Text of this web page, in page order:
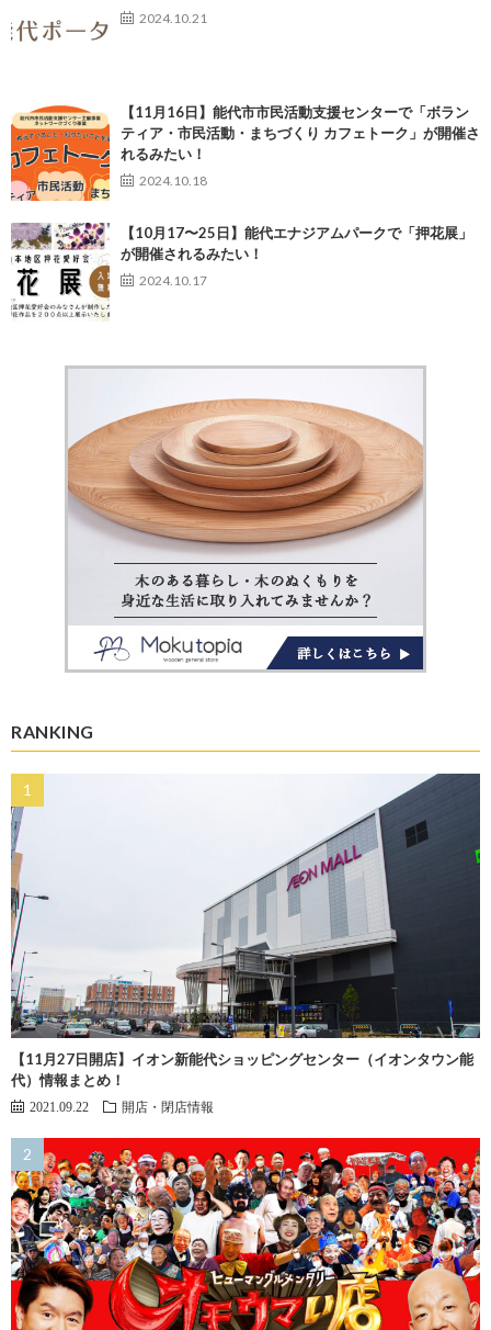
2024.10.21
【11月16日】能代市市民活動支援センターで「ボラン
ティア・市民活動・まちづくり カフェトーク」が開催さ
れるみたい！
2024.10.18
【10月17〜25日】能代エナジアムパークで「押花展」
が開催されるみたい！
2024.10.17
RANKING
【11月27日開店】イオン新能代ショッピングセンター（イオンタウン能
代）情報まとめ！
2021.09.22 開店・閉店情報